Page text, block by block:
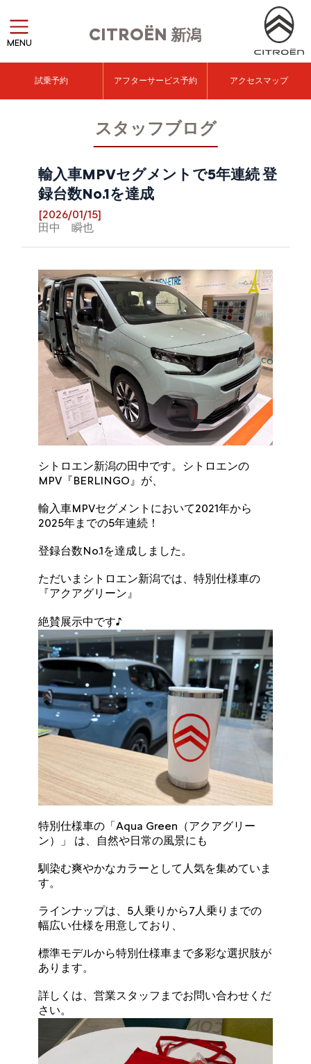
CITROËN 新潟
MENU
試乗予約 アフターサービス予約 アクセスマップ
スタッフブログ
輸入車MPVセグメントで5年連続 登
録台数No.1を達成
[2026/01/15]
田中 瞬也
シトロエン新潟の田中です。シトロエンの
MPV『BERLINGO』が、
輸入車MPVセグメントにおいて2021年から
2025年までの5年連続！
登録台数No.1を達成しました。
ただいまシトロエン新潟では、特別仕様車の
『アクアグリーン』
絶賛展示中です♪
特別仕様車の「Aqua Green（アクアグリー
ン）」 は、自然や日常の風景にも
馴染む爽やかなカラーとして人気を集めていま
す。
ラインナップは、5人乗りから7人乗りまでの
幅広い仕様を用意しており、
標準モデルから特別仕様車まで多彩な選択肢が
あります。
詳しくは、営業スタッフまでお問い合わせくだ
さい。